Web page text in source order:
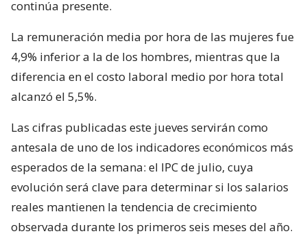
continúa presente.
La remuneración media por hora de las mujeres fue
4,9% inferior a la de los hombres, mientras que la
diferencia en el costo laboral medio por hora total
alcanzó el 5,5%.
Las cifras publicadas este jueves servirán como
antesala de uno de los indicadores económicos más
esperados de la semana: el IPC de julio, cuya
evolución será clave para determinar si los salarios
reales mantienen la tendencia de crecimiento
observada durante los primeros seis meses del año.